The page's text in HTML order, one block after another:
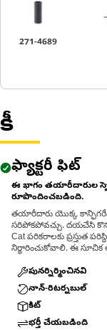
efficiency during use.
271-4689
కీ
ఫ్యాక్టరీ ఫిట్
ఈ భాగం తయారీదారుల
రూపొందించబడింది.
తయారీదారు యొక్క
సరిపోకపోవచ్చు. దయచేసి
Cat పరికరాలకు ప్రస్తుత
నిర్ధారించుకోవాలి. ఈ సూచిక
పునర్నిర్మించినవి
నాన్-రిటర్నబుల్
కిట్
భర్తీ చేయబడింది